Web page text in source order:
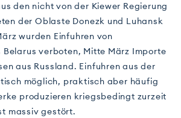
den nicht von der Kiewer Regierung
der Oblaste Donezk und Luhansk
wurden Einfuhren von
verboten, Mitte März Importe
aus Russland. Einfuhren aus der
möglich, praktisch aber häufig
produzieren kriegsbedingt zurzeit
massiv gestört.